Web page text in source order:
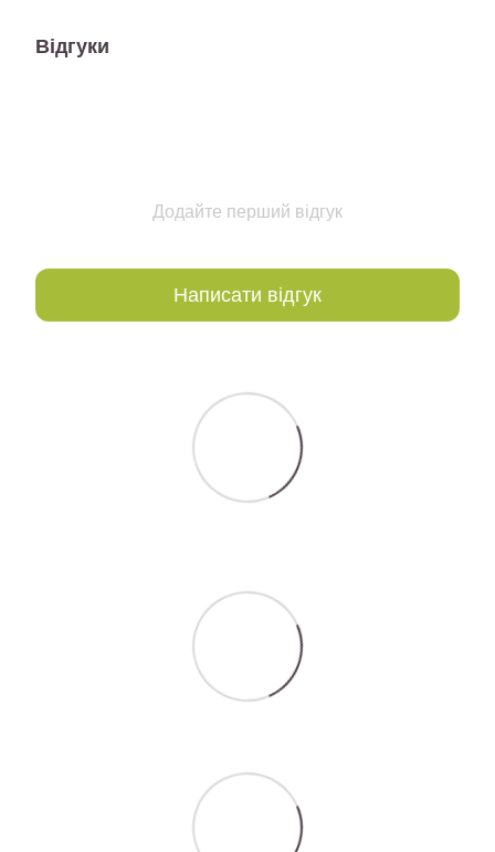
Відгуки
Додайте перший відгук
Написати відгук